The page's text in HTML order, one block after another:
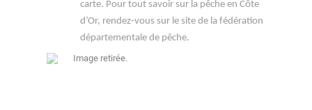
carte. Pour tout savoir sur la pêche en Côte
d’Or, rendez-vous sur le site de la fédération
départementale de pêche.